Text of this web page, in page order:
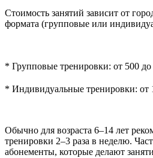
Стоимость занятий зависит от
формата (групповые или
* Групповые тренировки: от 500 до
* Индивидуальные тренировки: от
Обычно для возраста 6–14 лет
тренировки 2–3 раза в неделю.
абонементы, которые делают